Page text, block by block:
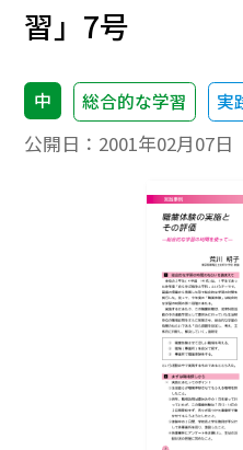
習」7号
中 総合的な学習 実
公開日： 2001年02月07日